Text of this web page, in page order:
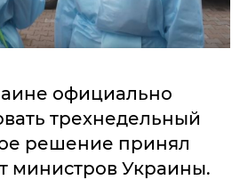
официально
трехнедельный
решение принял
министров Украины.